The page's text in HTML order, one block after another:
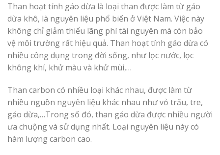
Than hoạt tính gáo dừa là loại than được làm từ gáo
dừa khô, là nguyên liệu phổ biến ở Việt Nam. Việc này
không chỉ giảm thiểu lãng phí tài nguyên mà còn bảo
vệ môi trường rất hiệu quả. Than hoạt tính gáo dừa có
nhiều công dụng trong đời sống, như lọc nước, lọc
không khí, khử màu và khử mùi,…
Than carbon có nhiều loại khác nhau, được làm từ
nhiều nguồn nguyên liệu khác nhau như vỏ trấu, tre,
gáo dừa,…Trong số đó, than gáo dừa được nhiều người
ưa chuộng và sử dụng nhất. Loại nguyên liệu này có
hàm lượng carbon cao.